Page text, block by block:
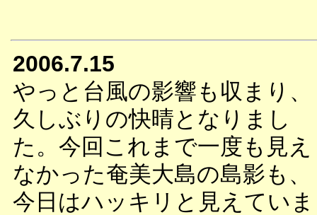
2006.7.15
やっと台風の影響も収まり、
久しぶりの快晴となりまし
た。今回これまで一度も見え
なかった奄美大島の島影も、
今日はハッキリと見えていま